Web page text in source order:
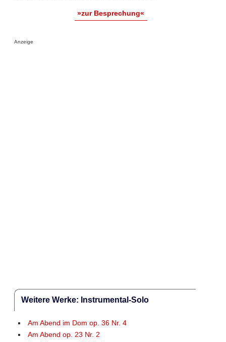
»zur Besprechung«
Anzeige
Weitere Werke: Instrumental-Solo
Am Abend im Dom op. 36 Nr. 4
Am Abend op. 23 Nr. 2